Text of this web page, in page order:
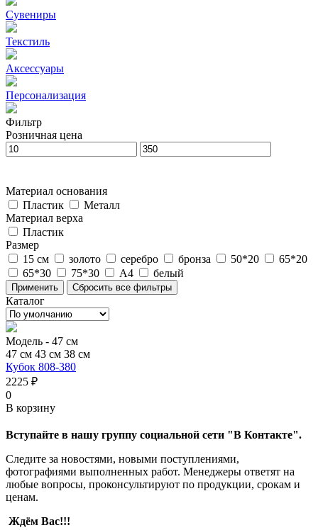
Сувениры
Текстиль
Аксессуары
Персонализация
Фильтр
Розничная цена
Материал основания
Пластик
Металл
Материал верха
Пластик
Размер
15 см
золото серебро бронза 50*20
65*20
65*30
75*30 А4 белый
Каталог
Модель - 47 см
47 см 43 см 38 см
Кубок 808-380
2225 ₽
0
В корзину
Вступайте в нашу группу социальной сети "В Контакте".
Следите за новостями, новыми поступлениями,
фотографиями выполненных работ. Менеджеры ответят на
любые вопросы, проконсультируют по продукции, срокам и
ценам.
Ждём Вас!!!